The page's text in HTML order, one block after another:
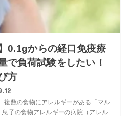
0.1gからの経口免疫療
で負荷試験をしたい！
方
複数の食物にアレルギーがある「マル
子の食物アレルギーの病院（アレル